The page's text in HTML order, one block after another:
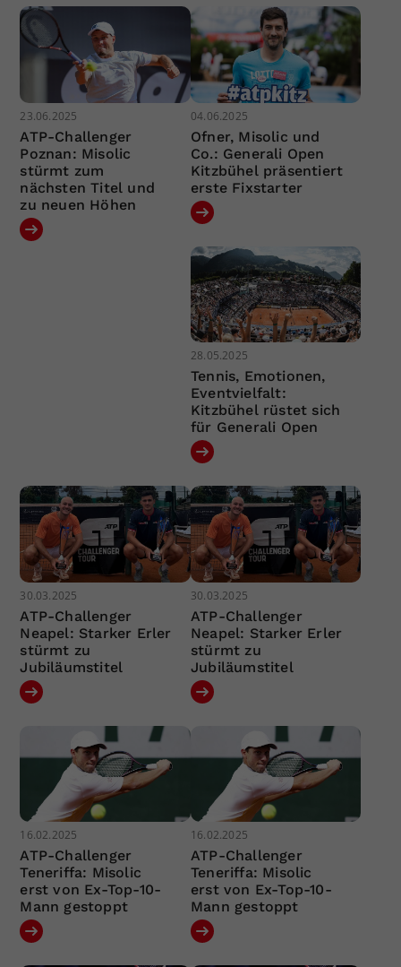
23.06.2025
ATP-Challenger
Poznan: Misolic
stürmt zum
nächsten Titel und
zu neuen Höhen
04.06.2025
Ofner, Misolic und
Co.: Generali Open
Kitzbühel präsentiert
erste Fixstarter
28.05.2025
Tennis, Emotionen,
Eventvielfalt:
Kitzbühel rüstet sich
für Generali Open
30.03.2025
ATP-Challenger
Neapel: Starker Erler
stürmt zu
Jubiläumstitel
30.03.2025
ATP-Challenger
Neapel: Starker Erler
stürmt zu
Jubiläumstitel
16.02.2025
ATP-Challenger
Teneriffa: Misolic
erst von Ex-Top-10-
Mann gestoppt
16.02.2025
ATP-Challenger
Teneriffa: Misolic
erst von Ex-Top-10-
Mann gestoppt